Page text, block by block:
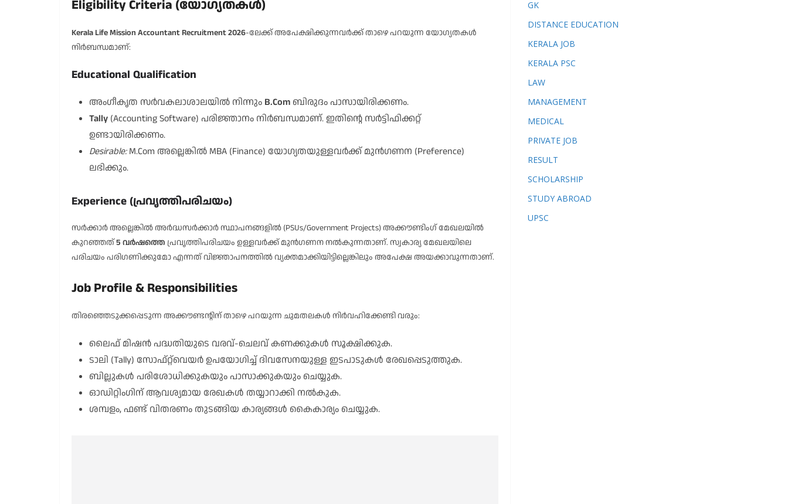
Eligibility Criteria (യോഗ്യതകൾ)
Kerala Life Mission Accountant Recruitment 2026-ലേക്ക് അപേക്ഷിക്കുന്നവർക്ക് താഴെ പറയുന്ന യോഗ്യതകൾ
നിർബന്ധമാണ്:
Educational Qualification
അംഗീകൃത സർവകലാശാലയിൽ നിന്നും B.Com ബിരുദം പാസായിരിക്കണം.
Tally (Accounting Software) പരിജ്ഞാനം നിർബന്ധമാണ്. ഇതിന്റെ സർട്ടിഫിക്കറ്റ്
ഉണ്ടായിരിക്കണം.
Desirable:M.Com അല്ലെങ്കിൽ MBA (Finance) യോഗ്യതയുള്ളവർക്ക് മുൻഗണന (Preference)
ലഭിക്കും.
Experience (പ്രവൃത്തിപരിചയം)
സർക്കാർ അല്ലെങ്കിൽ അർദ്ധസർക്കാർ സ്ഥാപനങ്ങളിൽ (PSUs/Government Projects) അക്കൗണ്ടിംഗ് മേഖലയിൽ
കുറഞ്ഞത്5 വർഷത്തെ പ്രവൃത്തിപരിചയം ഉള്ളവർക്ക് മുൻഗണന നൽകുന്നതാണ്. സ്വകാര്യ മേഖലയിലെ
പരിചയം പരിഗണിക്കുമോ എന്നത് വിജ്ഞാപനത്തിൽ വ്യക്തമാക്കിയിട്ടില്ലെങ്കിലും അപേക്ഷ അയക്കാവുന്നതാണ്.
Job Profile & Responsibilities
തിരഞ്ഞെടുക്കപ്പെടുന്ന അക്കൗണ്ടന്റിന് താഴെ പറയുന്ന ചുമതലകൾ നിർവഹിക്കേണ്ടി വരും:
ലൈഫ് മിഷൻ പദ്ധതിയുടെ വരവ്-ചെലവ് കണക്കുകൾ സൂക്ഷിക്കുക.
ടാലി (Tally) സോഫ്റ്റ്‌വെയർ ഉപയോഗിച്ച് ദിവസേനയുള്ള ഇടപാടുകൾ രേഖപ്പെടുത്തുക.
ബില്ലുകൾ പരിശോധിക്കുകയും പാസാക്കുകയും ചെയ്യുക.
ഓഡിറ്റിംഗിന് ആവശ്യമായ രേഖകൾ തയ്യാറാക്കി നൽകുക.
ശമ്പളം, ഫണ്ട് വിതരണം തുടങ്ങിയ കാര്യങ്ങൾ കൈകാര്യം ചെയ്യുക.
GK
DISTANCE EDUCATION
KERALA JOB
KERALA PSC
LAW
MANAGEMENT
MEDICAL
PRIVATE JOB
RESULT
SCHOLARSHIP
STUDY ABROAD
UPSC